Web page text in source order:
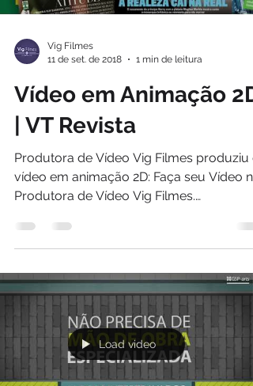
Vig Filmes
11 de set. de 2018
1 min de leitura
Vídeo em Animação 2D
| VT Revista
Produtora de Vídeo Vig Filmes produziu o
vídeo em animação 2D: Faça seu Vídeo na
Produtora de Vídeo Vig Filmes.
Load video